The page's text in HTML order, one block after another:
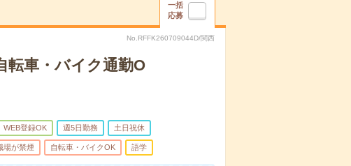
一括
応募
No.RFFK260709044D/関西
転車・バイク通勤O
WEB登録OK 週5日勤務 土日祝休
場が禁煙 自転車・バイクOK 語学